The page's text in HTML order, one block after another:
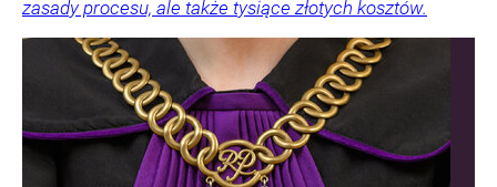
zasady procesu, ale także tysiące złotych kosztów.